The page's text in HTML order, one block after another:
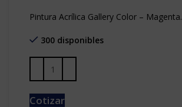
Pintura Acrílica Gallery Color – Magenta.
300 disponibles
Cotizar